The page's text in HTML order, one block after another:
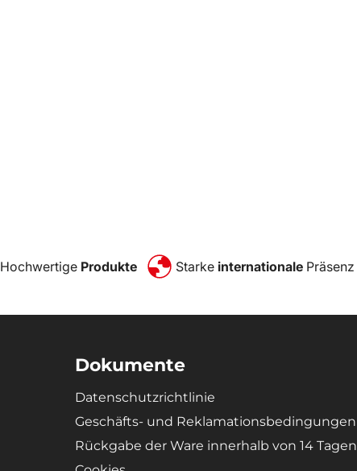
Hochwertige Produkte Starke internationale Präsenz
Dokumente
Datenschutzrichtlinie
Geschäfts- und Reklamationsbedingungen
Rückgabe der Ware innerhalb von 14 Tagen